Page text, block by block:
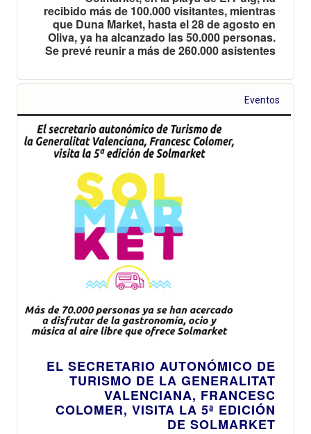
recibido más de 100.000 visitantes, mientras
que Duna Market, hasta el 28 de agosto en
Oliva, ya ha alcanzado las 50.000 personas.
Se prevé reunir a más de 260.000 asistentes
Eventos
EL SECRETARIO AUTONÓMICO DE
TURISMO DE LA GENERALITAT
VALENCIANA, FRANCESC
COLOMER, VISITA LA 5ª EDICIÓN
DE SOLMARKET